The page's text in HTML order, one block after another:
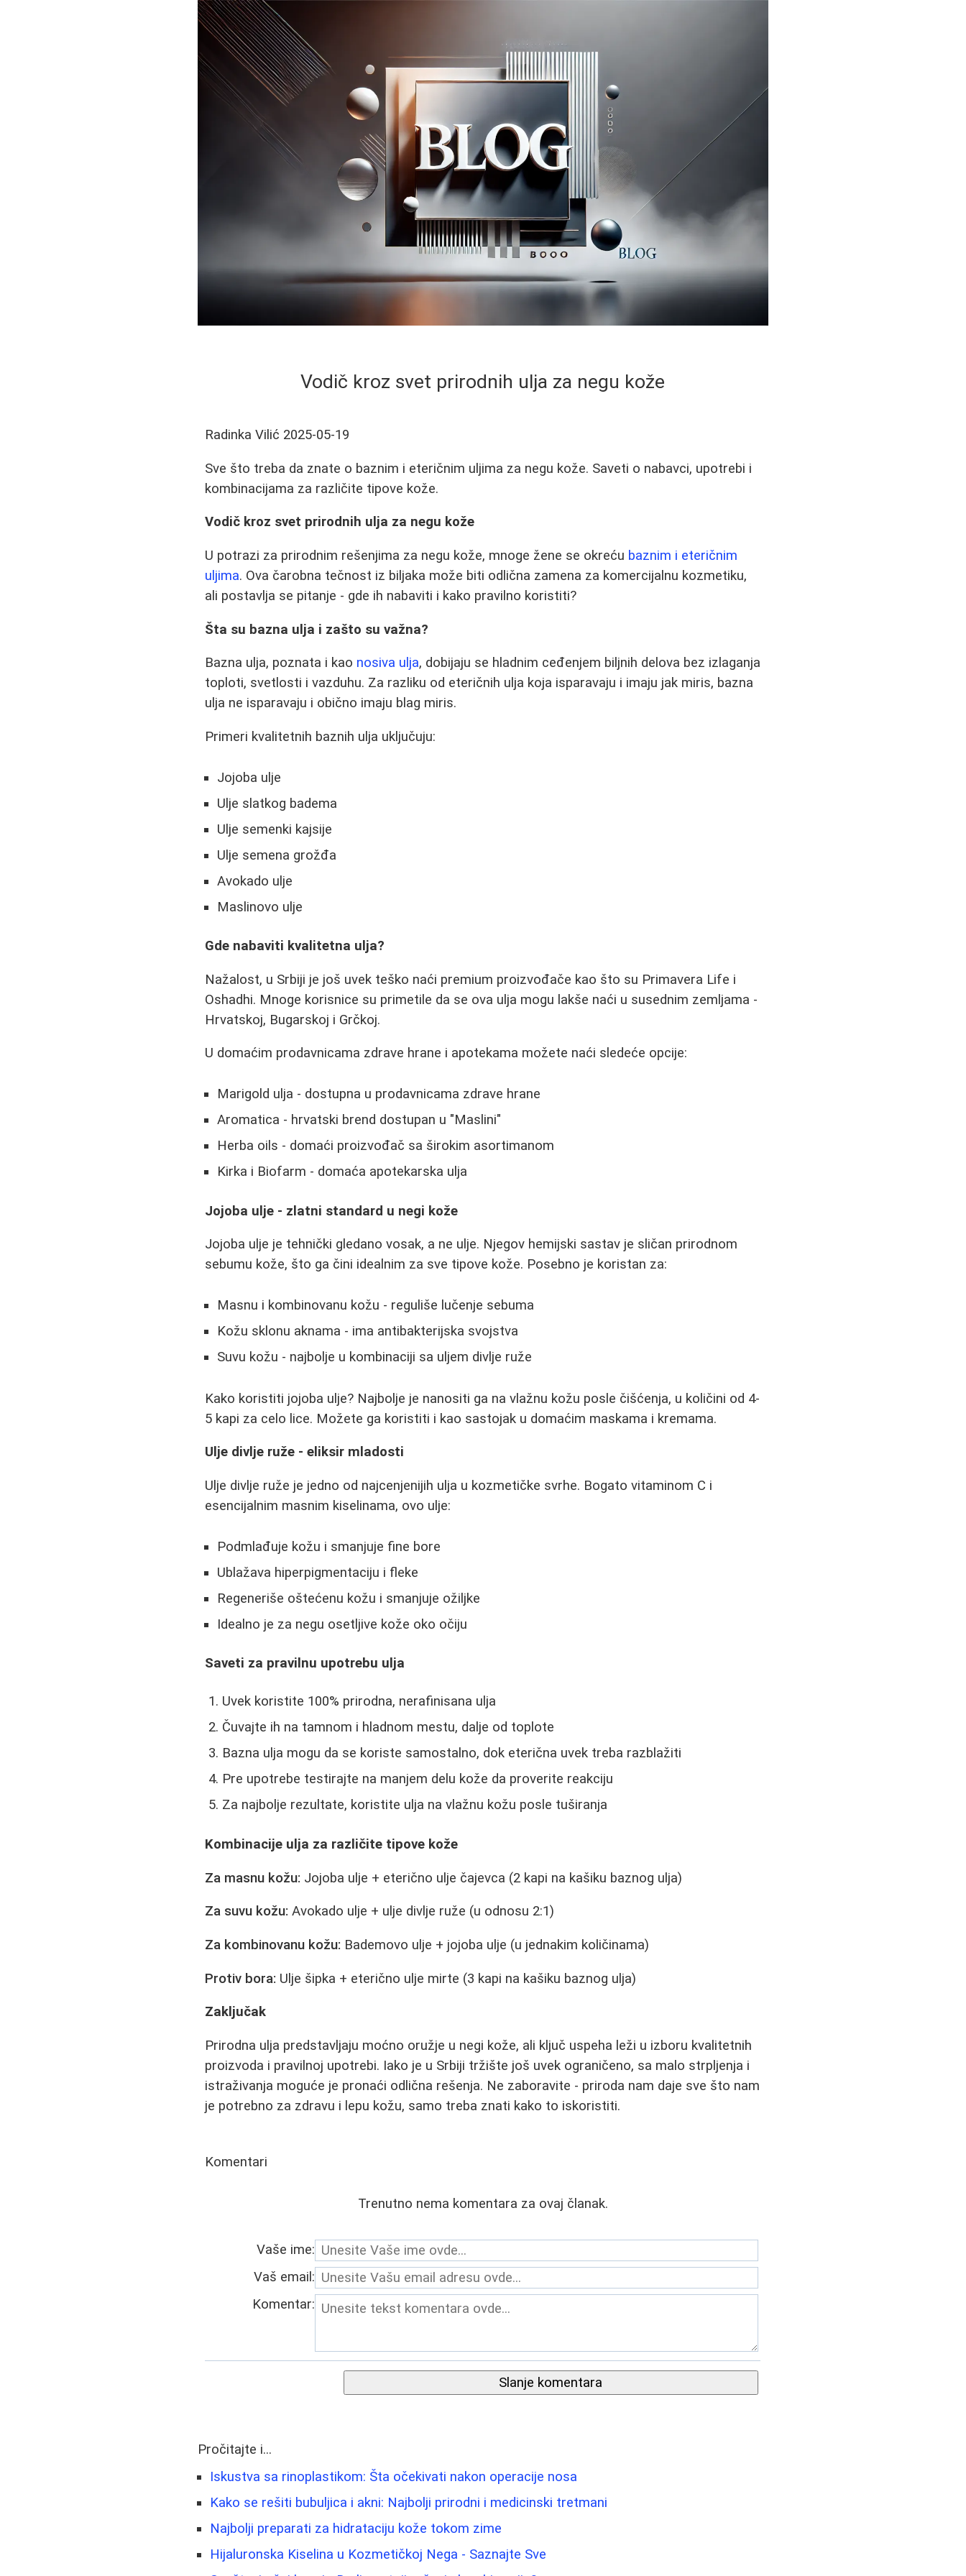
Vodič kroz svet prirodnih ulja za negu kože
Radinka Vilić 2025-05-19
Sve što treba da znate o baznim i eteričnim uljima za negu kože. Saveti o nabavci, upotrebi i
kombinacijama za različite tipove kože.
Vodič kroz svet prirodnih ulja za negu kože
U potrazi za prirodnim rešenjima za negu kože, mnoge žene se okreću baznim i eteričnim
uljima. Ova čarobna tečnost iz biljaka može biti odlična zamena za komercijalnu kozmetiku,
ali postavlja se pitanje - gde ih nabaviti i kako pravilno koristiti?
Šta su bazna ulja i zašto su važna?
Bazna ulja, poznata i kao nosiva ulja, dobijaju se hladnim ceđenjem biljnih delova bez izlaganja
toploti, svetlosti i vazduhu. Za razliku od eteričnih ulja koja isparavaju i imaju jak miris, bazna
ulja ne isparavaju i obično imaju blag miris.
Primeri kvalitetnih baznih ulja uključuju:
Jojoba ulje
Ulje slatkog badema
Ulje semenki kajsije
Ulje semena grožđa
Avokado ulje
Maslinovo ulje
Gde nabaviti kvalitetna ulja?
Nažalost, u Srbiji je još uvek teško naći premium proizvođače kao što su Primavera Life i
Oshadhi. Mnoge korisnice su primetile da se ova ulja mogu lakše naći u susednim zemljama -
Hrvatskoj, Bugarskoj i Grčkoj.
U domaćim prodavnicama zdrave hrane i apotekama možete naći sledeće opcije:
Marigold ulja - dostupna u prodavnicama zdrave hrane
Aromatica - hrvatski brend dostupan u "Maslini"
Herba oils - domaći proizvođač sa širokim asortimanom
Kirka i Biofarm - domaća apotekarska ulja
Jojoba ulje - zlatni standard u negi kože
Jojoba ulje je tehnički gledano vosak, a ne ulje. Njegov hemijski sastav je sličan prirodnom
sebumu kože, što ga čini idealnim za sve tipove kože. Posebno je koristan za:
Masnu i kombinovanu kožu - reguliše lučenje sebuma
Kožu sklonu aknama - ima antibakterijska svojstva
Suvu kožu - najbolje u kombinaciji sa uljem divlje ruže
Kako koristiti jojoba ulje? Najbolje je nanositi ga na vlažnu kožu posle čišćenja, u količini od 4-
5 kapi za celo lice. Možete ga koristiti i kao sastojak u domaćim maskama i kremama.
Ulje divlje ruže - eliksir mladosti
Ulje divlje ruže je jedno od najcenjenijih ulja u kozmetičke svrhe. Bogato vitaminom C i
esencijalnim masnim kiselinama, ovo ulje:
Podmlađuje kožu i smanjuje fine bore
Ublažava hiperpigmentaciju i fleke
Regeneriše oštećenu kožu i smanjuje ožiljke
Idealno je za negu osetljive kože oko očiju
Saveti za pravilnu upotrebu ulja
Uvek koristite 100% prirodna, nerafinisana ulja
Čuvajte ih na tamnom i hladnom mestu, dalje od toplote
Bazna ulja mogu da se koriste samostalno, dok eterična uvek treba razblažiti
Pre upotrebe testirajte na manjem delu kože da proverite reakciju
Za najbolje rezultate, koristite ulja na vlažnu kožu posle tuširanja
Kombinacije ulja za različite tipove kože
Za masnu kožu: Jojoba ulje + eterično ulje čajevca (2 kapi na kašiku baznog ulja)
Za suvu kožu: Avokado ulje + ulje divlje ruže (u odnosu 2:1)
Za kombinovanu kožu: Bademovo ulje + jojoba ulje (u jednakim količinama)
Protiv bora: Ulje šipka + eterično ulje mirte (3 kapi na kašiku baznog ulja)
Zaključak
Prirodna ulja predstavljaju moćno oružje u negi kože, ali ključ uspeha leži u izboru kvalitetnih
proizvoda i pravilnoj upotrebi. Iako je u Srbiji tržište još uvek ograničeno, sa malo strpljenja i
istraživanja moguće je pronaći odlična rešenja. Ne zaboravite - priroda nam daje sve što nam
je potrebno za zdravu i lepu kožu, samo treba znati kako to iskoristiti.
Komentari
Trenutno nema komentara za ovaj članak.
Vaše ime:
Vaš email:
Komentar:
Slanje komentara
Pročitajte i...
Iskustva sa rinoplastikom: Šta očekivati nakon operacije nosa
Kako se rešiti bubuljica i akni: Najbolji prirodni i medicinski tretmani
Najbolji preparati za hidrataciju kože tokom zime
Hijaluronska Kiselina u Kozmetičkoj Nega - Saznajte Sve